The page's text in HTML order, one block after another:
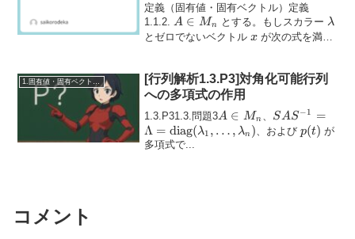
定義（固有値・固有ベクトル）定義
1.1.2.
A
\in
A ∈ Mn とする。もしスカラー λ
とゼロでないベクトルx
x が次の式を満た
[行列解析1.3.P3]対角化可能行列
への多項式の作用
1.3.P31.3.問題3A
\in
A ∈ Mn
SAS^{-1} =
\Lambda =
SAS−1
=
Λ = diag(λ1 , … , λn ) 、および p(t)
p(t) が
多項式で...
コメント